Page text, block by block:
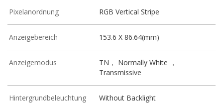
Pixelanordnung RGB Vertical Stripe
Anzeigebereich 153.6 X 86.64(mm)
Anzeigemodus
TN， Normally White ，
Transmissive
Hintergrundbeleuchtung Without Backlight